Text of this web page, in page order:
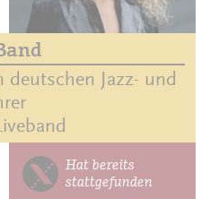
deutschen Jazz- und
Hat bereits
stattgefunden